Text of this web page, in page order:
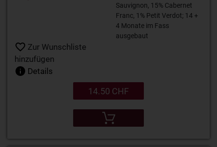
Sauvignon, 15% Cabernet
Franc, 1% Petit Verdot; 14 +
4 Monate im Fass
ausgebaut
Zur Wunschliste
hinzufügen
Details
14.50 CHF